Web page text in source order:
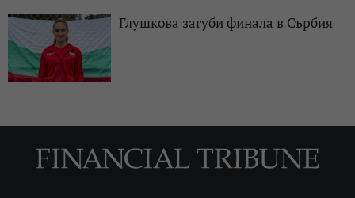
Глушкова загуби финала в Сърбия